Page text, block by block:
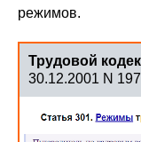
режимов.
Трудовой
30.12.2001 N